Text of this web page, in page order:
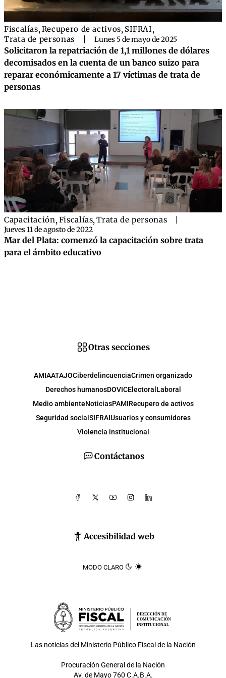
Fiscalías, Recupero de activos, SIFRAI,
Trata de personas Lunes 5 de mayo de 2025
Solicitaron la repatriación de 1,1 millones de dólares
decomisados en la cuenta de un banco suizo para
reparar económicamente a 17 víctimas de trata de
personas
Capacitación,Fiscalías,Trata de personas
Jueves 11 de agosto de 2022
Mar del Plata: comenzó la capacitación sobre trata
para el ámbito educativo
Contáctanos
Accesibilidad web
MODO CLARO
Otras secciones
AMIAATAJOCiberdelincuenciaCrimen organizado
Derechos humanosDOVICElectoral Laboral
Medio ambienteNoticiasPAMIRecupero de activos
Seguridad social SIFRAIUsuarios y consumidores
Violencia institucional
DIRECCIÓN DE
COMUNICACIÓN
INSTITUCIONAL
Las noticias del Ministerio Público Fiscal de la Nación
Procuración General de la Nación
Av. de Mayo 760 C.A.B.A.